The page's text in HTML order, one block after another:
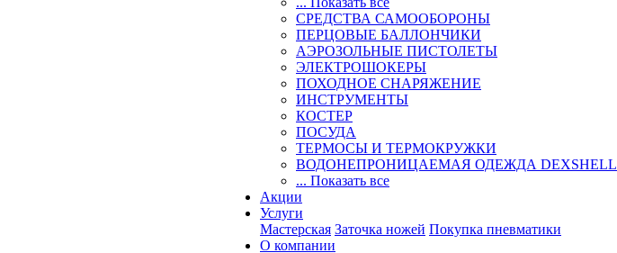
СРЕДСТВА САМООБОРОНЫ
ПЕРЦОВЫЕ БАЛЛОНЧИКИ
АЭРОЗОЛЬНЫЕ ПИСТОЛЕТЫ
ЭЛЕКТРОШОКЕРЫ
ПОХОДНОЕ СНАРЯЖЕНИЕ
ИНСТРУМЕНТЫ
КОСТЕР
ПОСУДА
ТЕРМОСЫ И ТЕРМОКРУЖКИ
ВОДОНЕПРОНИЦАЕМАЯ ОДЕЖДА DEXSHELL
... Показать все
Акции
Услуги
Мастерская Заточка ножей Покупка пневматики
О компании